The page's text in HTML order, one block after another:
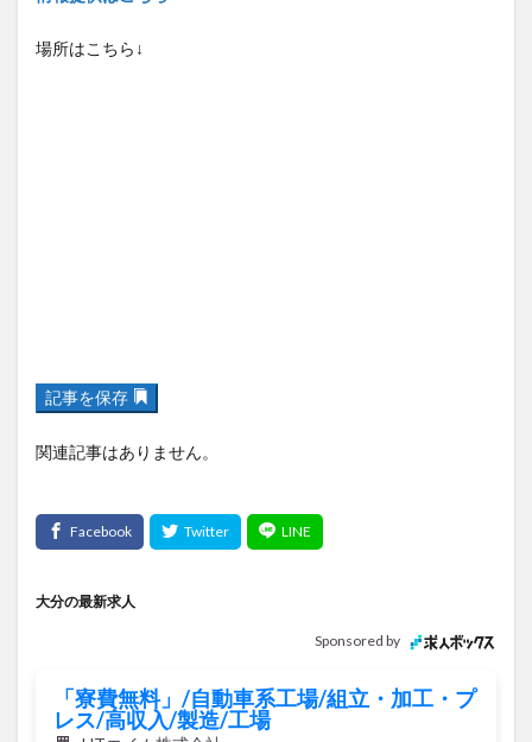
場所はこちら↓
記事を保存
関連記事はありません。
大分の最新求人
Sponsored by
「寮費無料」/自動車系工場/組立・加工・プ
レス/高収入/製造/工場